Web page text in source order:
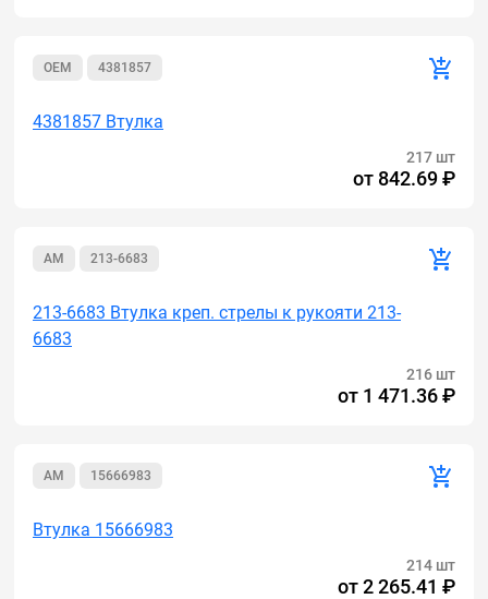
OEM 4381857
4381857 Втулка
217 шт
от 842.69 ₽
AM 213-6683
213-6683 Втулка креп. стрелы к рукояти 213-
6683
216 шт
от 1 471.36 ₽
AM 15666983
Втулка 15666983
214 шт
от2 265.41 ₽